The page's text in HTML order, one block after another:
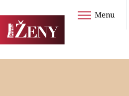
Menu